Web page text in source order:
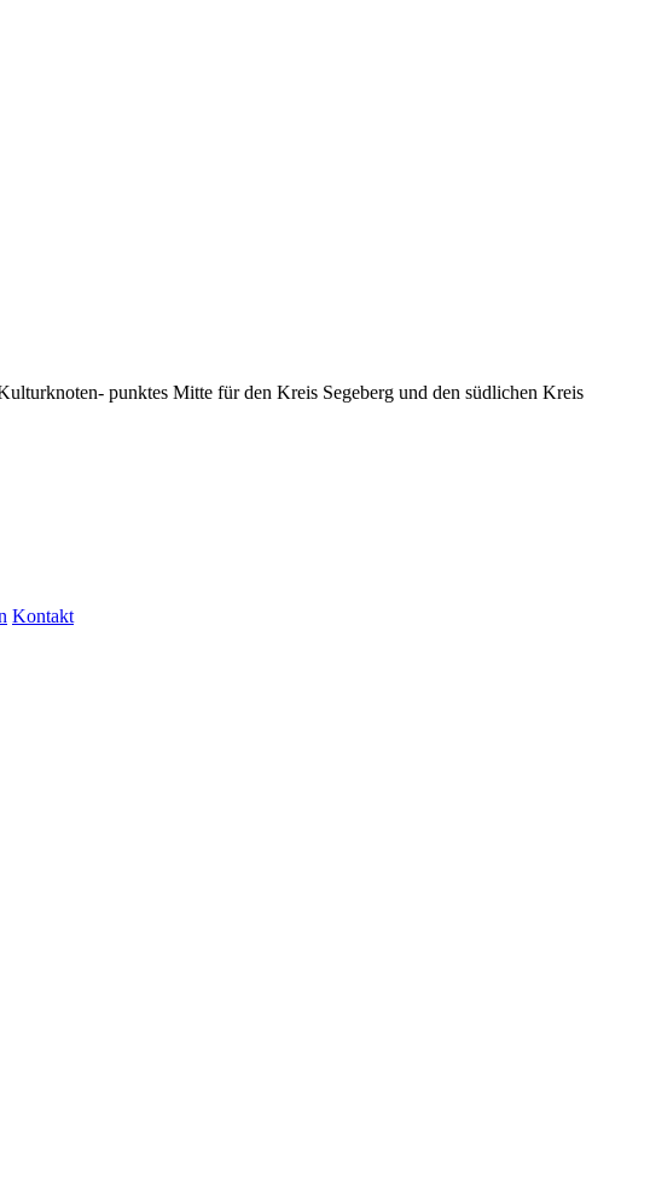
punktes Mitte für den Kreis Segeberg und den südlichen Kreis
Kontakt